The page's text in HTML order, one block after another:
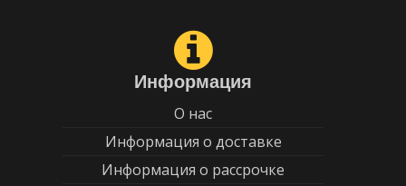
Информация
О нас
Информация о доставке
Информация о рассрочке